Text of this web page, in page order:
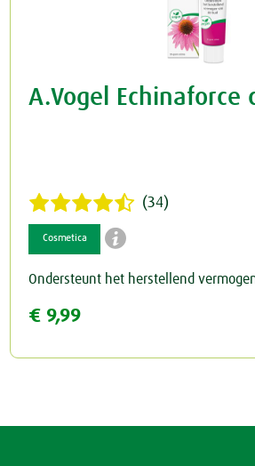
A.Vogel Echinaforce
(34)
Cosmetica 
Ondersteunt het herstellend
€ 9,99